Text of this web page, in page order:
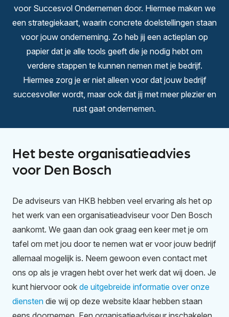
voor Succesvol Ondernemen door. Hiermee maken we
een strategiekaart, waarin concrete doelstellingen staan
voor jouw onderneming. Zo heb jij een actieplan op
papier dat je alle tools geeft die je nodig hebt om
verdere stappen te kunnen nemen met je bedrijf.
Hiermee zorg je er niet alleen voor dat jouw bedrijf
succesvoller wordt, maar ook dat jij met meer plezier en
rust gaat ondernemen.
Het beste organisatieadvies
voor Den Bosch
De adviseurs van HKB hebben veel ervaring als het op
het werk van een organisatieadviseur voor Den Bosch
aankomt. We gaan dan ook graag een keer met je om
tafel om met jou door te nemen wat er voor jouw bedrijf
allemaal mogelijk is. Neem gewoon even contact met
ons op als je vragen hebt over het werk dat wij doen. Je
kunt hiervoor ook de uitgebreide informatie over onze
diensten die wij op deze website klaar hebben staan